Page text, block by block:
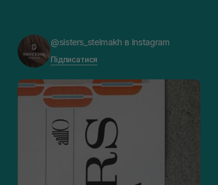
@sisters_stelmakh в Instagram
Підписатися